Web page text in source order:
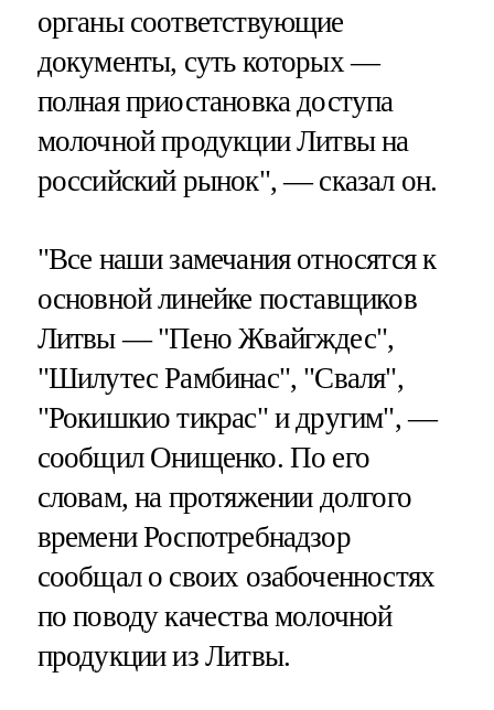
органы соответствующие
документы, суть которых —
полная приостановка доступа
молочной продукции Литвы на
российский рынок", — сказал он.
"Все наши замечания относятся к
основной линейке поставщиков
Литвы — "Пено Жвайгждес",
"Шилутес Рамбинас", "Сваля",
"Рокишкио тикрас" и другим", —
сообщил Онищенко. По его
словам, на протяжении долгого
времени Роспотребнадзор
сообщал о своих озабоченностях
по поводу качества молочной
продукции из Литвы.